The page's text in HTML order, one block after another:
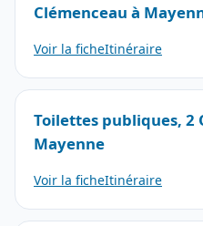
Clémenceau à
Voir la ficheItinéraire
Toilettes publiques, 2
Mayenne
Voir la ficheItinéraire